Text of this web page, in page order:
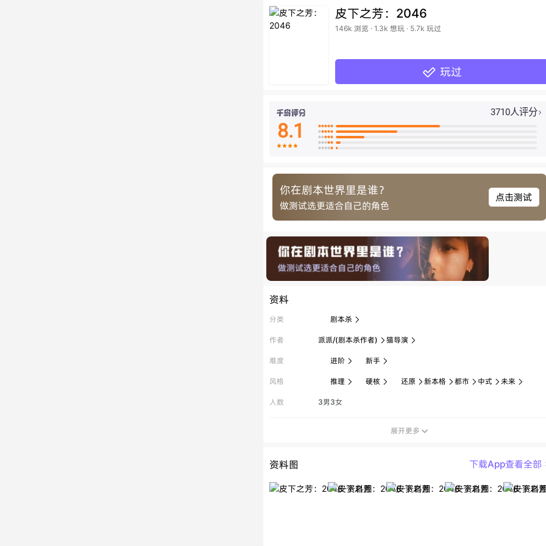
皮下之芳：2046
146k 浏览 · 1.3k 想玩 · 5.7k 玩过
 玩过
3710人评分 
8.1 




你在剧本世界里是谁？
做测试选更适合自己的角色
点击测试
资料
分类 剧本杀 
作者 派派/(剧本杀作者)  猫导演 
难度 进阶  新手 
风格 推理  硬核  还原  新本格  都市  中式  未来 
人数 3男3女
展开更多 
资料图 下载App查看全部